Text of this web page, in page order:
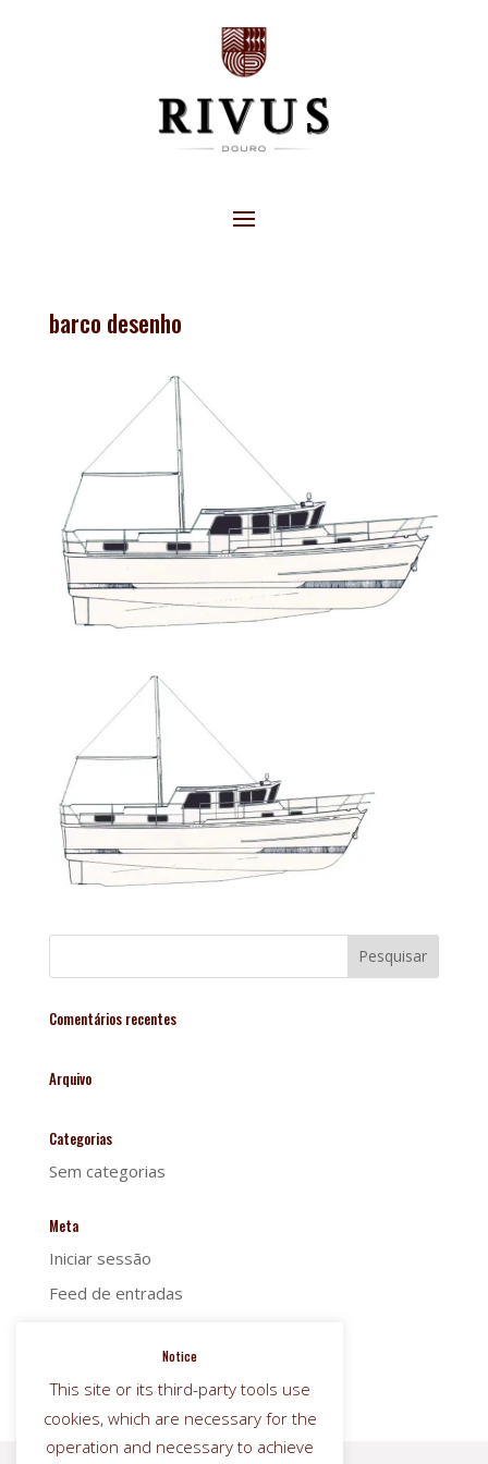
barco desenho
Comentários recentes
Arquivo
Categorias
Sem categorias
Meta
Iniciar sessão
Feed de entradas
WordPress.orgNotice
This site or its third-party tools use
cookies, which are necessary for the
operation and necessary to achieve